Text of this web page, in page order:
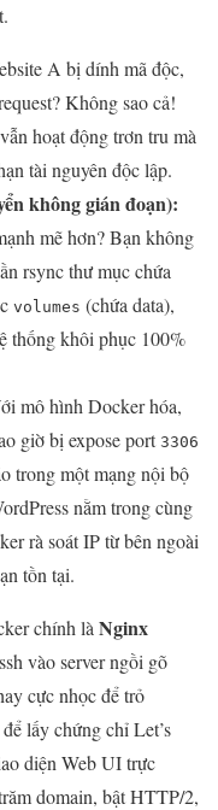
A bị dính mã độc,
Không sao cả!
hoạt động trơn tru mà
tài nguyên độc lập.
không gián đoạn):
mẽ hơn? Bạn không
rsync thư mục chứa
volumes (chứa data),
thống khôi phục 100%
mô hình Docker hóa,
giờ bị expose port 3306
trong một mạng nội bộ
nằm trong cùng
rà soát IP từ bên ngoài
tồn tại.
chính là Nginx
vào server ngồi gõ
cực nhọc để trỏ
lấy chứng chỉ Let’s
diện Web UI trực
domain, bật HTTP/2,